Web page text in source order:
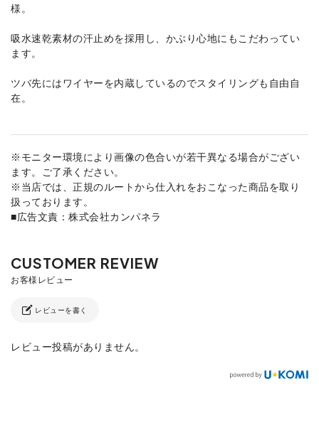
様。
吸水速乾素材の汗止めを採用し、かぶり心地にもこだわってい
ます。
ツバ先にはワイヤーを内蔵しているのでスタイリングも自由自
在。
※モニター環境により画像の色合いが若干異なる場合がござい
ます。ご了承ください。
※当店では、正規のルートから仕入れをおこなった商品を取り
扱っております。
■広告文責：株式会社カンパネラ
レビューを書く
レビュー投稿がありません。